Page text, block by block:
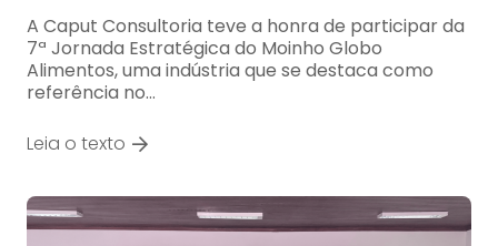
A Caput Consultoria teve a honra de participar da
7ª Jornada Estratégica do Moinho Globo
Alimentos, uma indústria que se destaca como
referência no…
Leia o texto